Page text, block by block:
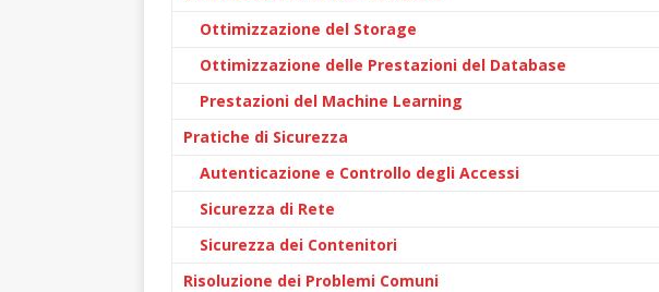
Ottimizzazione del Storage
Ottimizzazione delle Prestazioni del Database
Prestazioni del Machine Learning
Pratiche di Sicurezza
Autenticazione e Controllo degli Accessi
Sicurezza di Rete
Sicurezza dei Contenitori
Risoluzione dei Problemi Comuni